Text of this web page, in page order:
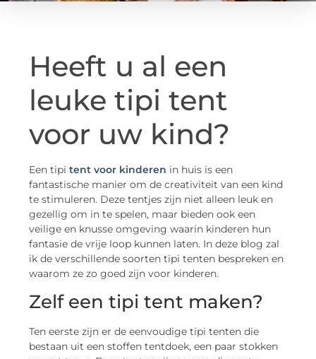
Heeft u al een
leuke tipi tent
voor uw kind?
Een tipitent voor kinderen in huis is een
fantastische manier om de creativiteit van een kind
te stimuleren. Deze tentjes zijn niet alleen leuk en
gezellig om in te spelen, maar bieden ook een
veilige en knusse omgeving waarin kinderen hun
fantasie de vrije loop kunnen laten. In deze blog zal
ik de verschillende soorten tipi tenten bespreken en
waarom ze zo goed zijn voor kinderen.
Zelf een tipi tent maken?
Ten eerste zijn er de eenvoudige tipi tenten die
bestaan uit een stoffen tentdoek, een paar stokken